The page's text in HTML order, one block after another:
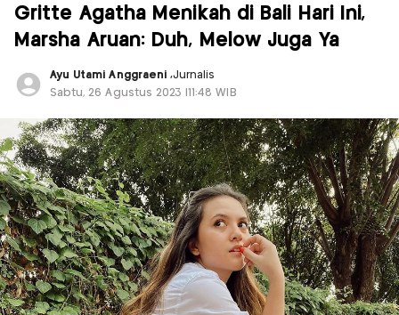
Gritte Agatha Menikah di Bali Hari Ini,
Marsha Aruan: Duh, Melow Juga Ya
Ayu Utami Anggraeni ,Jurnalis
Sabtu, 26 Agustus 2023 |11:48 WIB